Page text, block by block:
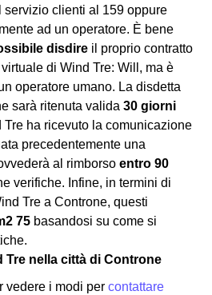
clienti al 159 oppure
ad un operatore. È bene
disdire il proprio contratto
di Wind Tre: Will, ma è
operatore umano. La disdetta
sarà ritenuta valida 30 giorni
Tre ha ricevuto la comunicazione
precedentemente una
al rimborso entro 90
verifiche. Infine, in termini di
Tre a Controne, questi
75 basandosi su come si
Tre nella città di Controne
vedere i modi per contattare